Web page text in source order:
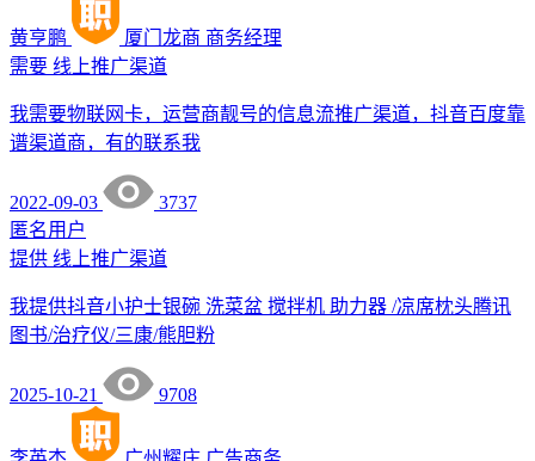
黄亨鹏 厦门龙商 商务经理
需要 线上推广渠道
我需要物联网卡，运营商靓号的信息流推广渠道，抖音百度靠
谱渠道商，有的联系我
2022-09-03
3737
匿名用户
提供 线上推广渠道
我提供抖音小护士银碗 洗菜盆 搅拌机 助力器 /凉席枕头腾讯
图书/治疗仪/三康/熊胆粉
2025-10-21 9708